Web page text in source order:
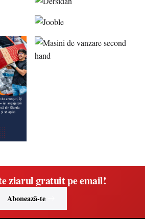
ziarul gratuit pe email!
Abonează-te